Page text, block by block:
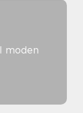
moden